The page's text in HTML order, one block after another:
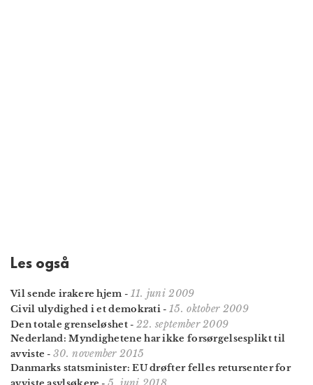
Les også
Vil sende irakere hjem - 11. juni 2009
Civil ulydighed i et demokrati - 15. oktober 2009
Den totale grenseløshet- 22. september 2009
Nederland: Myndighetene har ikke forsørgelsesplikt til
avviste -30. november 2015
Danmarks statsminister: EU drøfter felles retursenter for